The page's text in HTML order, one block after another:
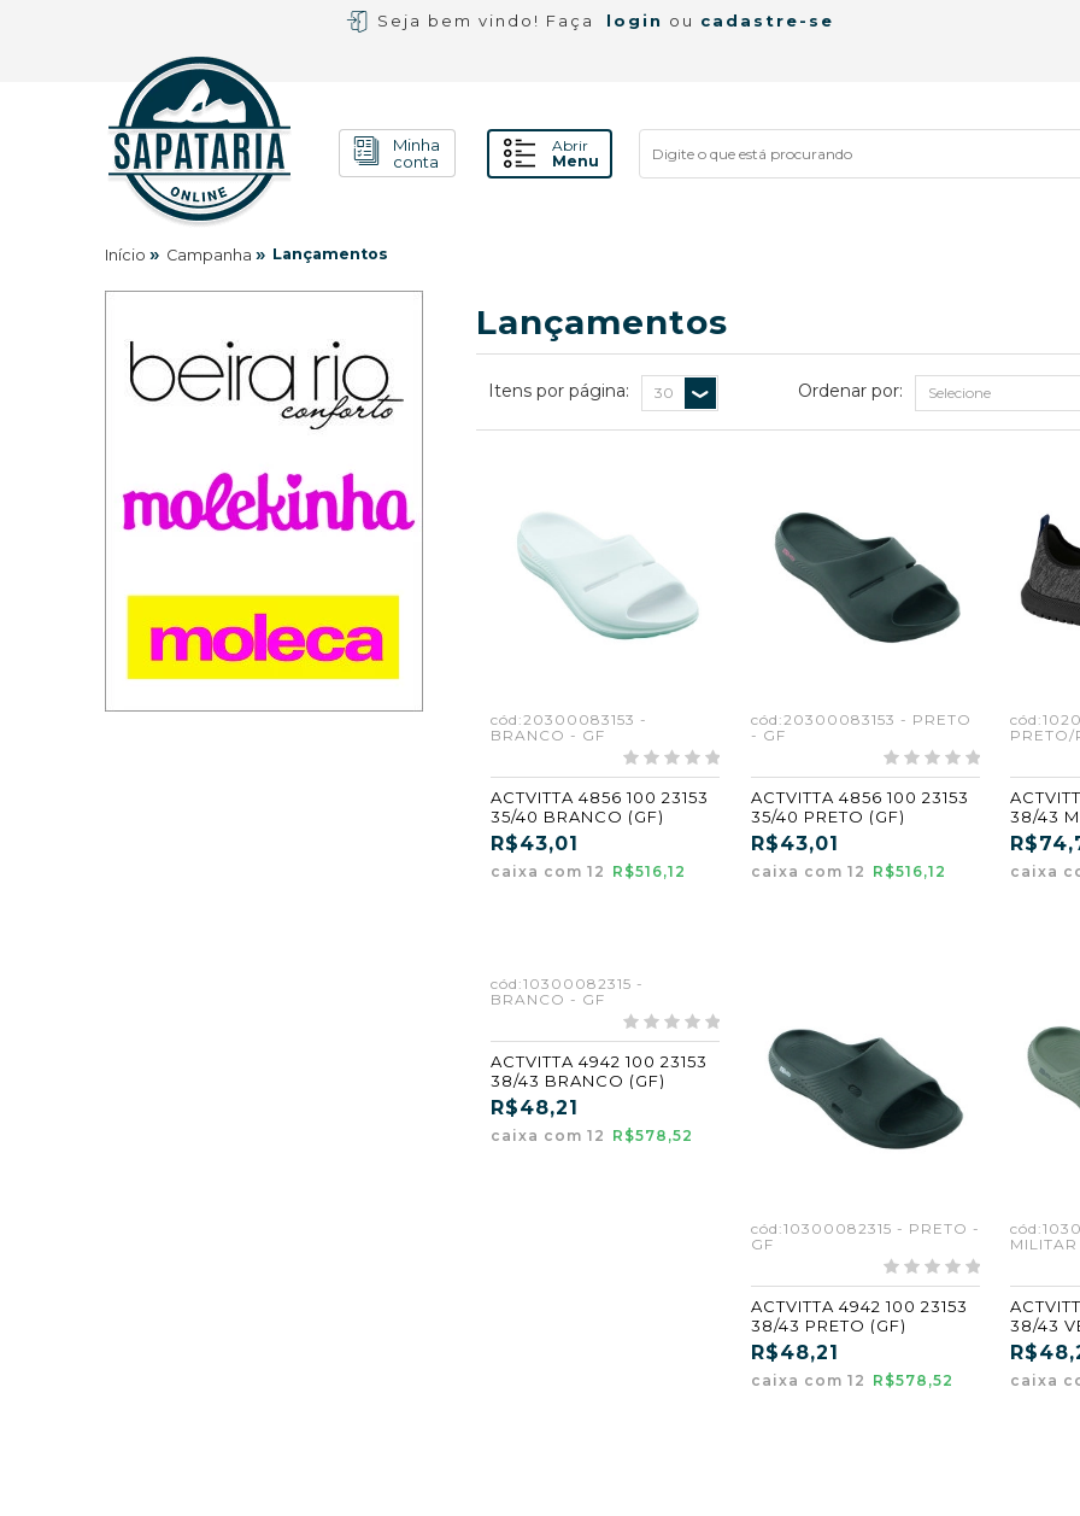
Seja bem vindo! Faça login ou cadastre-se
Minha
conta
Abrir
Menu
Início » Campanha » Lançamentos
Lançamentos
Itens por página: Ordenar por:
cód:20300083153 -
BRANCO - GF
ACTVITTA 4856 100 23153
35/40 BRANCO (GF)
R$43,01
caixa com 12 R$516,12
cód:20300083153 - PRETO
- GF
ACTVITTA 4856 100 23153
35/40 PRETO (GF)
R$43,01
caixa com 12 R$516,12
PRETO/
38/43
caixa
cód:10300082315 -
BRANCO - GF
ACTVITTA 4942 100 23153
38/43 BRANCO (GF)
R$48,21
caixa com 12 R$578,52
cód:10300082315 - PRETO -
GF
ACTVITTA 4942 100 23153
38/43 PRETO (GF)
R$48,21
caixa com 12 R$578,52
38/43
caixa